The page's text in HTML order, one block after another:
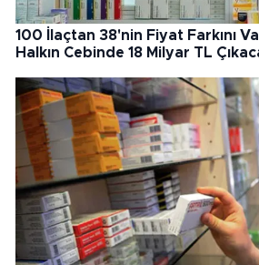
100 İlaçtan 38'nin Fiyat Farkını
Halkın Cebinde 18 Milyar TL